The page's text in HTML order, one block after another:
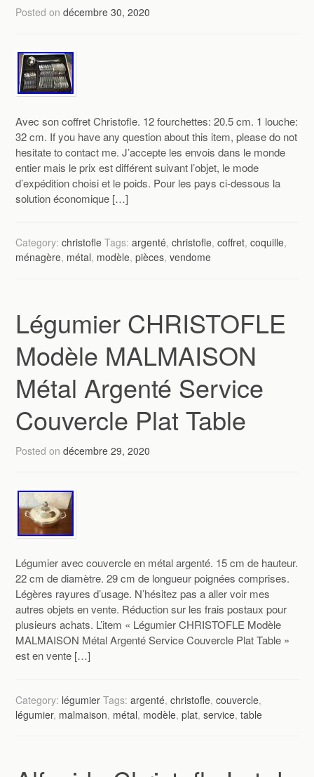
Posted ondécembre 30, 2020
Avec son coffret Christofle. 12 fourchettes: 20.5 cm. 1 louche:
32 cm. If you have any question about this item, please do not
hesitate to contact me. J’accepte les envois dans le monde
entier mais le prix est différent suivant l’objet, le mode
d’expédition choisi et le poids. Pour les pays ci-dessous la
solution économique […]
Category:christofle Tags:argenté,christofle,coffret,coquille,
ménagère, métal, modèle,pièces,vendome
Légumier CHRISTOFLE
Modèle MALMAISON
Métal Argenté Service
Couvercle Plat Table
Posted ondécembre 29, 2020
Légumier avec couvercle en métal argenté. 15 cm de hauteur.
22 cm de diamètre. 29 cm de longueur poignées comprises.
Légères rayures d’usage. N’hésitez pas a aller voir mes
autres objets en vente. Réduction sur les frais postaux pour
plusieurs achats. L’item « Légumier CHRISTOFLE Modèle
MALMAISON Métal Argenté Service Couvercle Plat Table »
est en vente […]
Category: légumier Tags:argenté,christofle,couvercle,
légumier, malmaison, métal, modèle,plat,service,table